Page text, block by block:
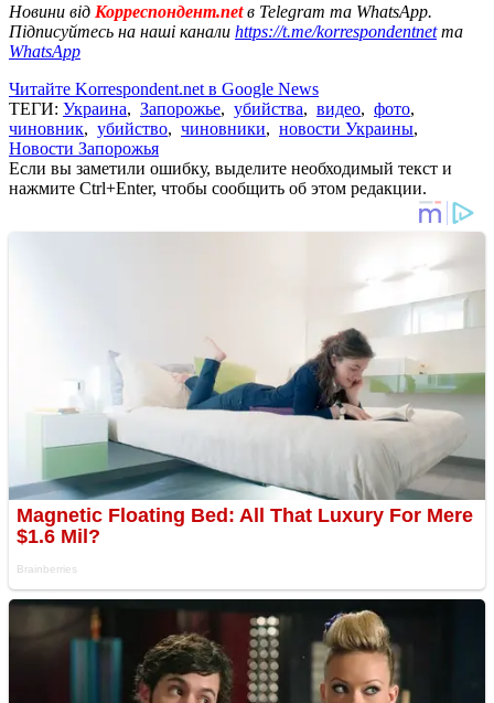
Новини від Корреспондент.netв Telegram та WhatsApp.
Підписуйтесь на наші канали https://t.me/korrespondentnetта
WhatsApp
Читайте Korrespondent.net в Google News
ТЕГИ: Украина, Запорожье, убийства, видео, фото,
чиновник, убийство, чиновники, новости Украины,
Новости Запорожья
Если вы заметили ошибку, выделите необходимый текст и
нажмите Ctrl+Enter, чтобы сообщить об этом редакции.